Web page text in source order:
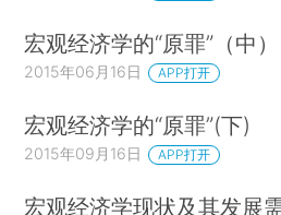
宏观经济学的“原罪”（中）
2015年06月16日 APP打开
宏观经济学的“原罪”(下)
2015年09月16日 APP打开
宏观经济学现状及其发展